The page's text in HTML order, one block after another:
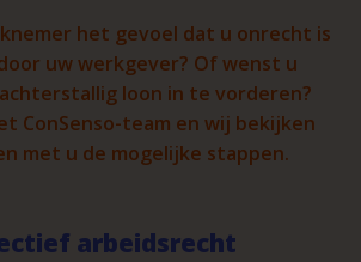
het gevoel dat u onrecht is
uw werkgever? Of wenst u
loon in te vorderen?
ConSenso-team en wij bekijken
met u de mogelijke stappen.
arbeidsrecht